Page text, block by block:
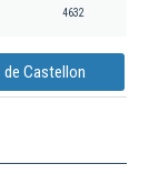
4632
de Castellon